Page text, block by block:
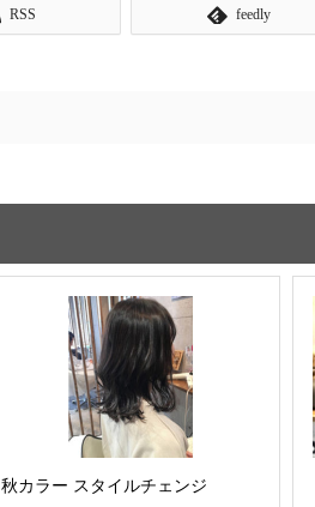
RSS feedly
秋カラー スタイルチェンジ